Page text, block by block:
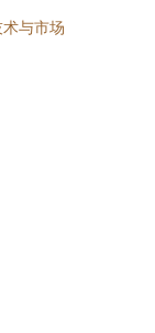
与市场